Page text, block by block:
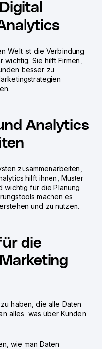
Welt ist die Verbindung
Sie hilft Firmen,
besser zu
Analytics
zusammenarbeiten,
hilft ihnen, Muster
wichtig für die Planung
machen es
und zu nutzen.
die
haben, die alle Daten
alles, was über Kunden
wie man Daten